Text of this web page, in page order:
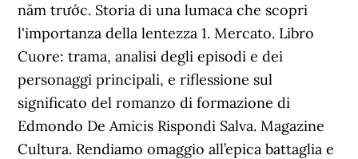
năm trước. Storia di una lumaca che scopri
l'importanza della lentezza 1. Mercato. Libro
Cuore: trama, analisi degli episodi e dei
personaggi principali, e riflessione sul
significato del romanzo di formazione di
Edmondo De Amicis Rispondi Salva. Magazine
Cultura. Rendiamo omaggio all’epica battaglia e